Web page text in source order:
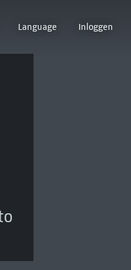
Language Inloggen